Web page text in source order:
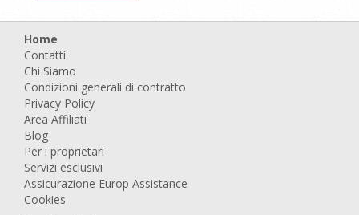
Home
Contatti
Chi Siamo
Condizioni generali di contratto
Privacy Policy
Area Affiliati
Blog
Per i proprietari
Servizi esclusivi
Assicurazione Europ Assistance
Cookies